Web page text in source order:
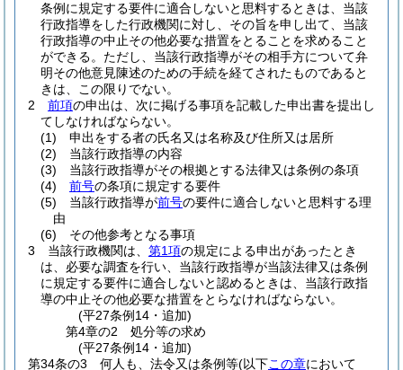
条例に規定する要件に適合しないと思料するときは、当該
行政指導をした行政機関に対し、その旨を申し出て、当該
行政指導の中止その他必要な措置をとることを求めること
ができる。 ただし、当該行政指導がその相手方について弁
明その他意見陳述のための手続を経てされたものであると
きは、この限りでない。
2
前項の申出は、次に掲げる事項を記載した申出書を提出し
てしなければならない。
(1)
申出をする者の氏名又は名称及び住所又は居所
(2)
当該行政指導の内容
(3)
当該行政指導がその根拠とする法律又は条例の条項
(4)
前号の条項に規定する要件
(5)
当該行政指導が前号の要件に適合しないと思料する理
由
(6)
その他参考となる事項
3
当該行政機関は、 第1項の規定による申出があったとき
は、必要な調査を行い、当該行政指導が当該法律又は条例
に規定する要件に適合しないと認めるときは、当該行政指
導の中止その他必要な措置をとらなければならない。
(平27条例14・追加)
第4章の2
処分等の求め
(平27条例14・追加)
第34条の3
何人も、法令又は条例等(以下この章において